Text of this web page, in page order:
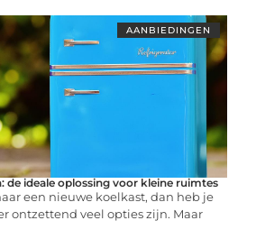
AANBIEDINGEN
de ideale oplossing voor kleine ruimtes
een nieuwe koelkast, dan heb je
ontzettend veel opties zijn. Maar